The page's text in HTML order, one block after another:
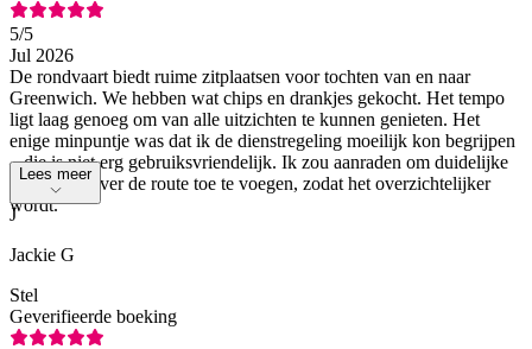
5/5
Jul 2026
De rondvaart biedt ruime zitplaatsen voor tochten van en naar
Greenwich. We hebben wat chips en drankjes gekocht. Het tempo
ligt laag genoeg om van alle uitzichten te kunnen genieten. Het
enige minpuntje was dat ik de dienstregeling moeilijk kon begrijpen
– die is niet erg gebruiksvriendelijk. Ik zou aanraden om duidelijke
informatie over de route toe te voegen, zodat het overzichtelijker
wordt.
Lees meer
J
Jackie G
Stel
Geverifieerde boeking